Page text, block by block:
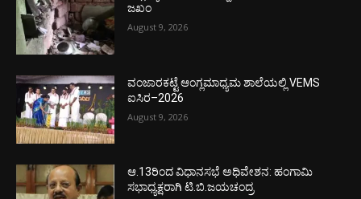
ಜಖಂ
August 9, 2026
ವಂಜಾರಕಟ್ಟೆ ಆಂಗ್ಲಮಾಧ್ಯಮ ಶಾಲೆಯಲ್ಲಿ VEMS
ಐಸಿರ–2026
August 9, 2026
ಆ.13ರಿಂದ ವಿಧಾನಸಭೆ ಅಧಿವೇಶನ: ಹಂಗಾಮಿ
ಸಭಾಧ್ಯಕ್ಷರಾಗಿ ಟಿ.ಬಿ.ಜಯಚಂದ್ರ